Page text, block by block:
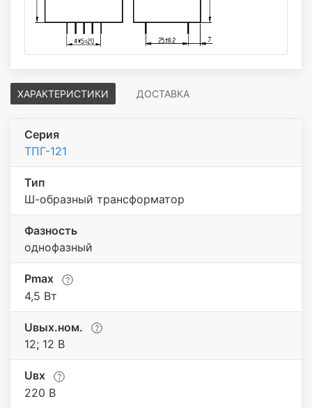
ХАРАКТЕРИСТИКИ ДОСТАВКА
Серия
ТПГ-121
Тип
Ш-образный трансформатор
Фазность
однофазный
Pmax
4,5 Вт
Uвых.ном.
12; 12 В
Uвх
220 В